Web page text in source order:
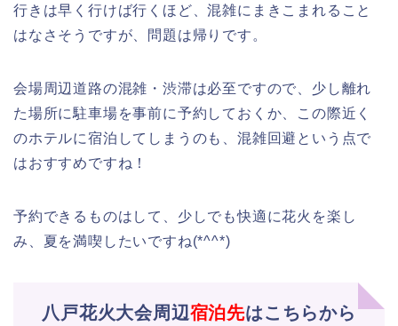
行きは早く行けば行くほど、混雑にまきこまれること
はなさそうですが、問題は帰りです。
会場周辺道路の混雑・渋滞は必至ですので、少し離れ
た場所に駐車場を事前に予約しておくか、この際近く
のホテルに宿泊してしまうのも、混雑回避という点で
はおすすめですね！
予約できるものはして、少しでも快適に花火を楽し
み、夏を満喫したいですね(*^^*)
八戸花火大会周辺宿泊先はこちらから